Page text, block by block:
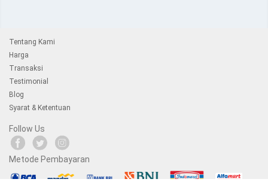
Tentang Kami
Harga
Transaksi
Testimonial
Blog
Syarat & Ketentuan
Follow Us
Metode Pembayaran